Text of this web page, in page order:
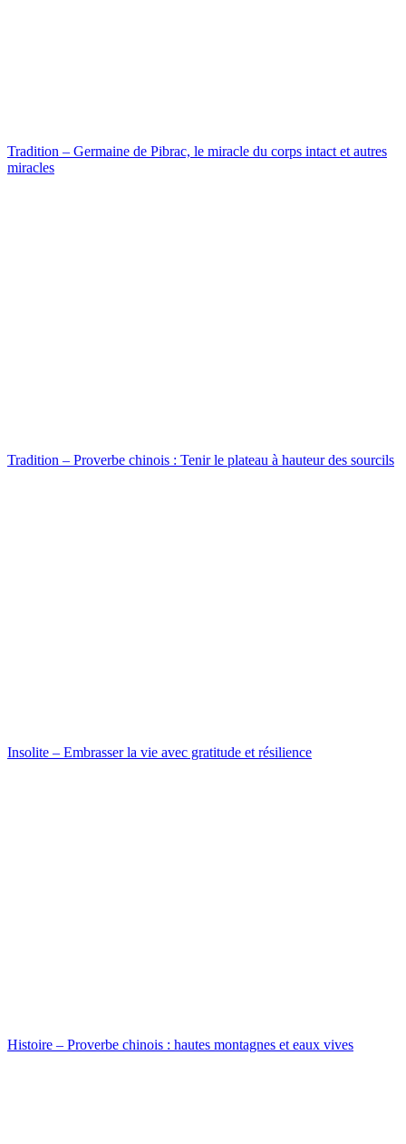
Tradition – Germaine de Pibrac, le miracle du corps intact et autres
miracles
Tradition – Proverbe chinois : Tenir le plateau à hauteur des sourcils
Insolite – Embrasser la vie avec gratitude et résilience
Histoire – Proverbe chinois : hautes montagnes et eaux vives